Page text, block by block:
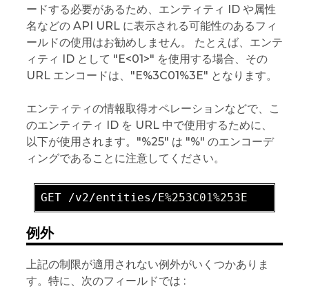
ードする必要があるため、エンティティ ID や属性
名などの API URL に表示される可能性のあるフィ
ールドの使用はお勧めしません。 たとえば、エンテ
ィティ ID として "E<01>" を使用する場合、その
URL エンコードは、"E%3C01%3E" となります。
エンティティの情報取得オペレーションなどで、こ
のエンティティ ID を URL 中で使用するために、
以下が使用されます。"%25" は "%" のエンコーデ
ィングであることに注意してください。
GET /v2/entities/E%253C01%253E
例外
上記の制限が適用されない例外がいくつかありま
す。特に、次のフィールドでは :